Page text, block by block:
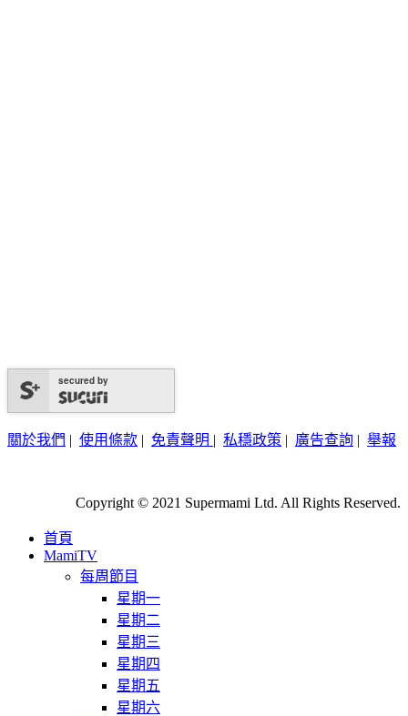
secured by
關於我們 | 使用條款 | 免責聲明 | 私穩政策 | 廣告查詢 | 舉報
Copyright © 2021 Supermami Ltd. All Rights Reserved.
首頁
MamiTV
每周節目
星期一
星期二
星期三
星期四
星期五
星期六